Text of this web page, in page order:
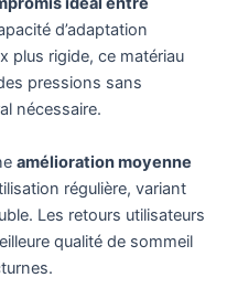
d’adaptation
plus rigide, ce matériau
pressions sans
nécessaire.
amélioration moyenne
régulière, variant
Les retours utilisateurs
qualité de sommeil